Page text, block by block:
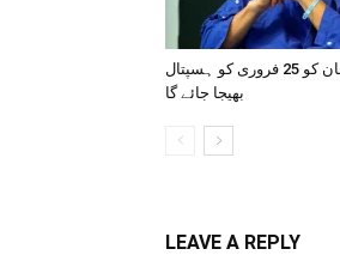
عمران خان کو 25 فروری کو ہسپتال
بھیجا جائے گا
LEAVE A REPLY